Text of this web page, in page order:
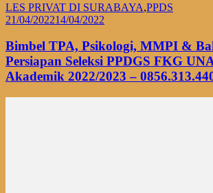
LES PRIVAT DI SURABAYA,PPDS
21/04/202214/04/2022
Bimbel TPA, Psikologi, MMPI &
Persiapan Seleksi PPDGS FKG
Akademik 2022/2023 –